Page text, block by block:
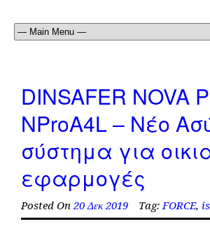
DINSAFER NOVA
NProA4L – Νέο
σύστημα για
εφαρμογές
Posted On 20 Δεκ 2019 Tag:FORCE,